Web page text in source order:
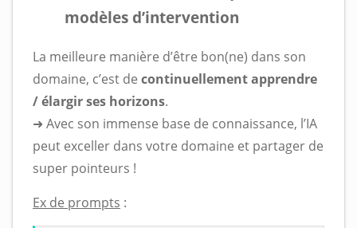
modèles d’intervention
La meilleure manière d’être bon(ne) dans son
domaine, c’est de continuellement apprendre
/ élargir ses horizons.
➜ Avec son immense base de connaissance, l’IA
peut exceller dans votre domaine et partager de
super pointeurs !
Ex de prompts :